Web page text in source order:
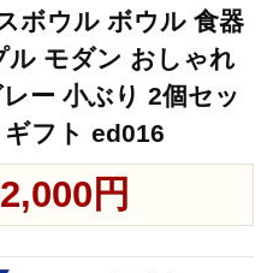
ボウル ボウル 食器
ル モダン おしゃれ
ー 小ぶり 2個セッ
ギフト ed016
円